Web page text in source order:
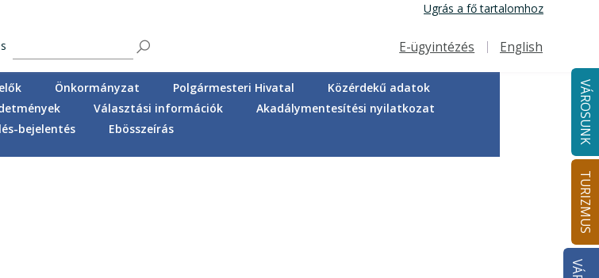
Ugrás a fő tartalomhoz
Felső navigáció
E-ügyintézés English
VÁROSUNK
TURIZMUS
Önkormányzat Polgármesteri Hivatal
Közérdekű adatok
Választási információk
Akadálymentesítési nyilatkozat
bejelentés
Ebösszeírás